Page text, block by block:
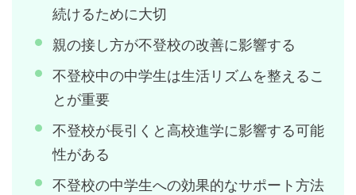
続けるために大切
親の接し方が不登校の改善に影響する
不登校中の中学生は生活リズムを整えるこ
とが重要
不登校が長引くと高校進学に影響する可能
性がある
不登校の中学生への効果的なサポート方法